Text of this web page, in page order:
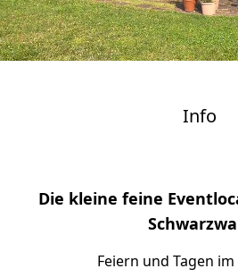
Info
Die kleine feine
Feiern und Tagen